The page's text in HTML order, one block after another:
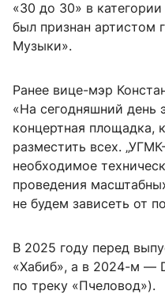
«30 до 30» в
был признан артистом
Музыки».
Ранее вице-мэр
«На сегодняшний день
концертная площадка,
разместить всех.
необходимое
проведения
не будем зависеть от
В 2025 году перед
«Хабиб», а в 2024-м —
по треку «Пчеловод»).